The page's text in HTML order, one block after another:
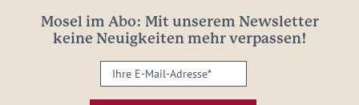
Mosel im Abo: Mit unserem Newsletter
keine Neuigkeiten mehr verpassen!
Ihre
E-